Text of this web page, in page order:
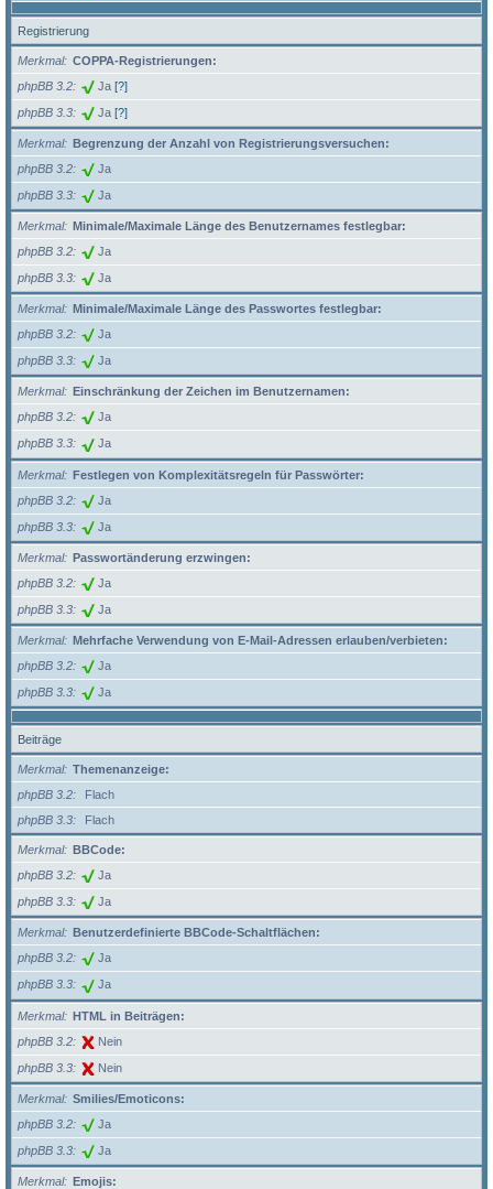
Registrierung
Merkmal
COPPA-Registrierungen:
phpBB 3.2
Ja [?]
phpBB 3.3 Ja [?]
Merkmal
Begrenzung der Anzahl von Registrierungsversuchen:
phpBB 3.2
Ja
phpBB 3.3 Ja
Merkmal
Minimale/Maximale Länge des Benutzernames festlegbar:
phpBB 3.2
Ja
phpBB 3.3 Ja
Merkmal
Minimale/Maximale Länge des Passwortes festlegbar:
phpBB 3.2
Ja
phpBB 3.3 Ja
Merkmal
Einschränkung der Zeichen im Benutzernamen:
phpBB 3.2
Ja
phpBB 3.3 Ja
Merkmal
Festlegen von Komplexitätsregeln für Passwörter:
phpBB 3.2
Ja
phpBB 3.3 Ja
Merkmal
Passwortänderung erzwingen:
phpBB 3.2
Ja
phpBB 3.3 Ja
Merkmal
Mehrfache Verwendung von E-Mail-Adressen erlauben/verbieten:
phpBB 3.2
Ja
phpBB 3.3 Ja
Beiträge
Merkmal
Themenanzeige:
phpBB 3.2
Flach
phpBB 3.3
Flach
Merkmal
BBCode:
phpBB 3.2
Ja
phpBB 3.3 Ja
Merkmal
Benutzerdefinierte BBCode-Schaltflächen:
phpBB 3.2
Ja
phpBB 3.3 Ja
Merkmal
HTML in Beiträgen:
phpBB 3.2
Nein
phpBB 3.3 Nein
Merkmal
Smilies/Emoticons:
phpBB 3.2
Ja
phpBB 3.3 Ja
Merkmal
Emojis: